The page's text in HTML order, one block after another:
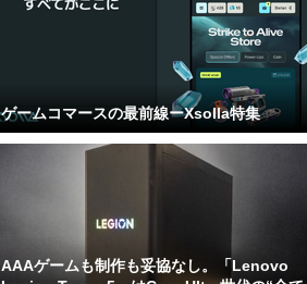
ゲームコマースの最前線ーXsolla特集
AAAゲームも制作も妥協なし。「Lenovo